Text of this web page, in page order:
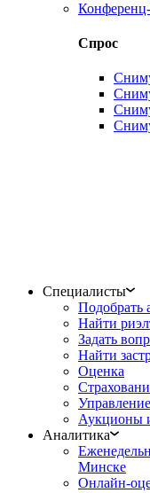
Спрос
Специалисты
Подобрать
Найти
Задать
Найти
Оценка
Управление
Аукционы
Аналитика
Минске
Онлайн-